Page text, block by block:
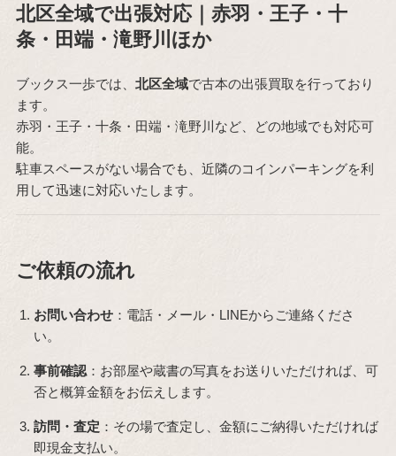
北区全域で出張対応｜赤羽・王子・十
条・田端・滝野川ほか
ブックス一歩では、 北区全域で古本の出張買取を行っており
ます。
赤羽・王子・十条・田端・滝野川など、どの地域でも対応可
能。
駐車スペースがない場合でも、近隣のコインパーキングを利
用して迅速に対応いたします。
ご依頼の流れ
お問い合わせ：電話・メール・LINEからご連絡くださ
い。
事前確認：お部屋や蔵書の写真をお送りいただければ、可
否と概算金額をお伝えします。
訪問・査定 ：その場で査定し、金額にご納得いただければ
即現金支払い。